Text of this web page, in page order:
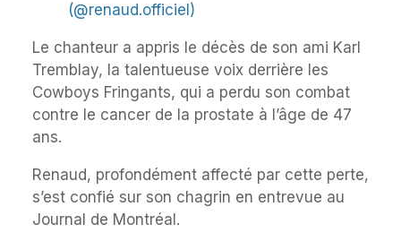
(@renaud.officiel)
Le chanteur a appris le décès de son ami Karl
Tremblay, la talentueuse voix derrière les
Cowboys Fringants, qui a perdu son combat
contre le cancer de la prostate à l’âge de 47
ans.
Renaud, profondément affecté par cette perte,
s’est confié sur son chagrin en entrevue au
Journal de Montréal.